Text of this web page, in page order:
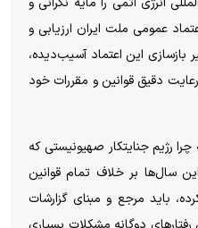
عمومی ملت ایران ارزیابی و
این اعتماد آسیب‌دیده،
رعایت دقیق قوانین و مقررات خود
رژیم جنایتکار صهیونیستی که
سال‌ها بر خلاف تمام قوانین
باید مرجع و مبنای گزارشات